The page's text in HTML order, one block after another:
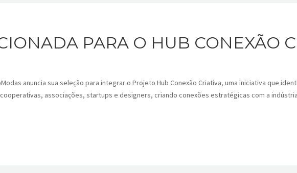
PARA O HUB CONEXÃO
anuncia sua seleção para integrar o Projeto Hub Conexão Criativa, uma iniciativa que
associações, startups e designers, criando conexões estratégicas com a